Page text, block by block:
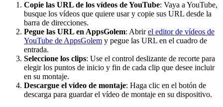
Copie las URL de los vídeos de YouTube: Vaya a YouTube,
busque los vídeos que quiere usar y copie sus URL desde la
barra de direcciones.
Pegue las URL en AppsGolem: Abrirel editor de vídeos de
YouTube de AppsGolem y pegue las URL en el cuadro de
entrada.
Seleccione los clips: Use el control deslizante de recorte para
elegir los puntos de inicio y fin de cada clip que desee incluir
en su montaje.
Descargue el vídeo de montaje: Haga clic en el botón de
descarga para guardar el vídeo de montaje en su dispositivo.